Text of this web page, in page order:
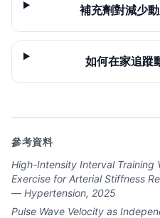
補充劑對減少
如何在家追蹤
參考資料
High-Intensity Interval Training
Exercise for Arterial Stiffness
— Hypertension, 2025
Pulse Wave Velocity as